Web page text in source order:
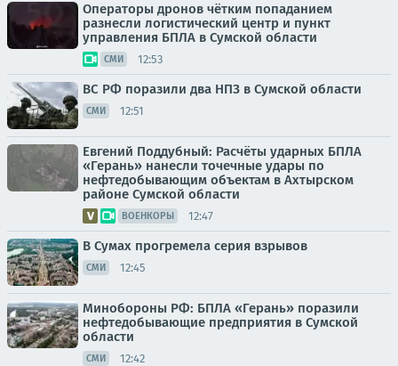
Операторы дронов чётким попаданием
разнесли логистический центр и пункт
управления БПЛА в Сумской области
СМИ 12:53
ВС РФ поразили два НПЗ в Сумской области
СМИ 12:51
Евгений Поддубный: Расчёты ударных БПЛА
«Герань» нанесли точечные удары по
нефтедобывающим объектам в Ахтырском
районе Сумской области
ВОЕНКОРЫ 12:47
В Сумах прогремела серия взрывов
СМИ 12:45
Минобороны РФ: БПЛА «Герань» поразили
нефтедобывающие предприятия в Сумской
области
СМИ 12:42